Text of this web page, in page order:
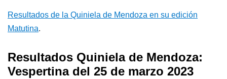
Resultados de la Quiniela de Mendoza en su edición
Matutina.
Resultados Quiniela de Mendoza:
Vespertina del 25 de marzo 2023